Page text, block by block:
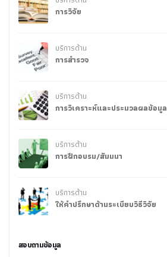
การวิจัย
บริการด้าน
การสำรวจ
บริการด้าน
การวิเคราะห์และประมวลผลข้อมูล
บริการด้าน
การฝึกอบรม/สัมมนา
บริการด้าน
ให้คำปรึกษาด้านระเบียบวิธีวิจัย
สอบถามข้อมูล